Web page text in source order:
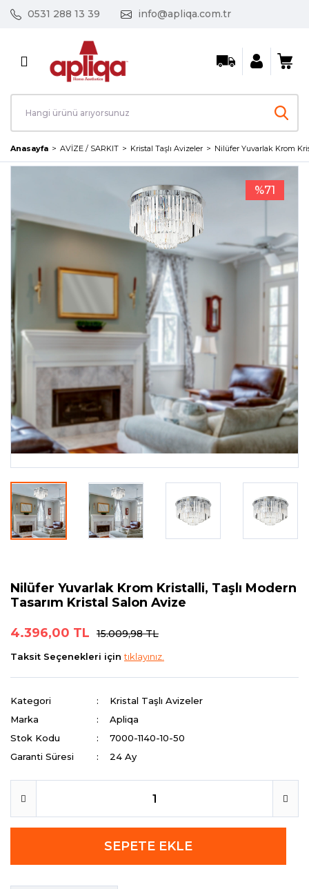
0531 288 13 39 info@apliqa.com.tr
Anasayfa AVİZE / SARKIT Kristal Taşlı Avizeler Nilüfer Yuvarlak Krom
%71
Nilüfer Yuvarlak Krom Kristalli, Taşlı Modern
Tasarım Kristal Salon Avize
4.396,00 TL
15.009,98 TL
Taksit Seçenekleri içintıklayınız.
Kategori
Kristal Taşlı Avizeler
Marka
Apliqa
Stok Kodu
7000-1140-10-50
Garanti Süresi
24 Ay
SEPETE EKLE
Geri Dön
AVİZE / SARKIT
Salon Avizeleri